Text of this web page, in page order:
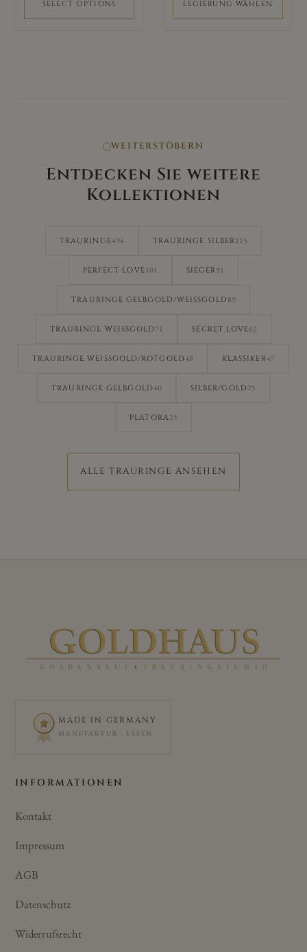
SELECT OPTIONS LEGIERUNG WÄHLEN
gewählt
WEITERSTÖBERN
Entdecken Sie weitere
Kollektionen
TRAURINGE494 TRAURINGE SILBER 115
PERFECT LOVE 101 SIEGER91
TRAURINGE GELBGOLD/WEISSGOLD 89
TRAURINGE WEISSGOLD 71 SECRET LOVE62
TRAURINGE WEISSGOLD/ROTGOLD 48 KLASSIKER47
TRAURINGE GELBGOLD40 SILBER/GOLD 25
PLATORA25
ALLE TRAURINGE ANSEHEN
MADE IN GERMANY
MANUFAKTUR · ESSEN
INFORMATIONEN
Kontakt
Impressum
AGB
Datenschutz
Widerrufsrecht